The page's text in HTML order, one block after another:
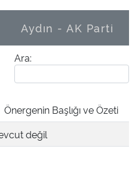
Aydın - AK Parti
Ara:
Önergenin Başlığı ve Özeti
değil